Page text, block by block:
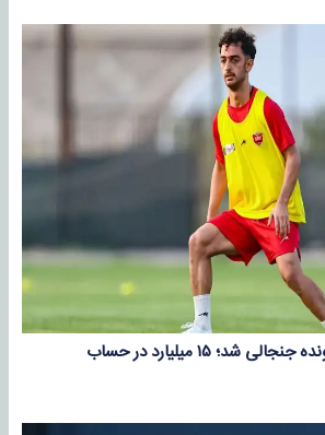
پرسپولیس برنده پرونده جنجالی شد؛ ۱۵ میلیارد در حساب